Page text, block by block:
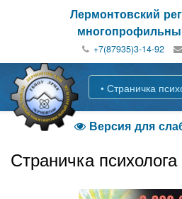
Лермонтовский
+7(87935)3-14-92
Версия для
Страничка психолога